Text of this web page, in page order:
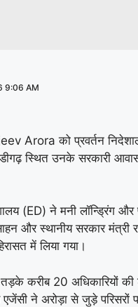
9:06 AM
Arora को प्रवर्तन
स्थित उनके सरकारी
(ED) ने मनी लॉन्ड्रिंग
और स्थानीय सरकार
में लिया गया।
तड़के करीब 20 अधिकारियों
ने अरोड़ा से जुड़े